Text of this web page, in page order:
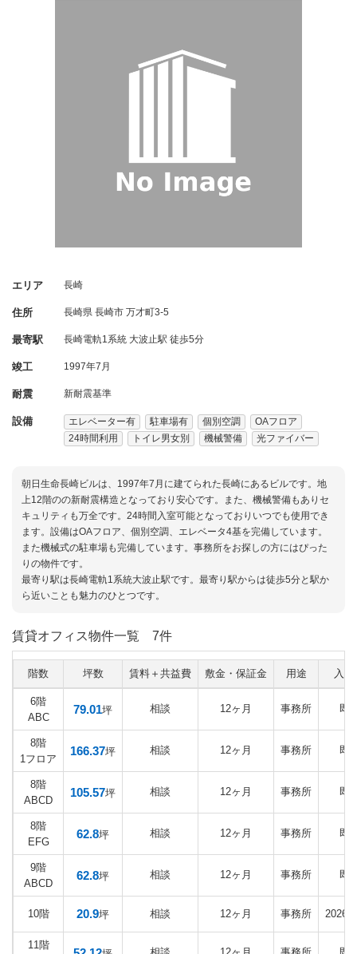
エリア 長崎
住所 長崎県 長崎市 万才町3-5
最寄駅 長崎電軌1系統 大波止駅 徒歩5分
竣工 1997年7月
耐震 新耐震基準
設備 エレベーター有 駐車場有 個別空調
OAフロア
24時間利用
トイレ男女別 機械警備 光ファイバー
朝日生命長崎ビルは、1997年7月に建てられた長崎にあるビルです。地
上12階のの新耐震構造となっており安心です。また、機械警備もありセ
キュリティも万全です。24時間入室可能となっておりいつでも使用でき
ます。設備はOAフロア、個別空調、エレベータ4基を完備しています。
また機械式の駐車場も完備しています。事務所をお探しの方にはぴった
りの物件です。
最寄り駅は長崎電軌1系統大波止駅です。最寄り駅からは徒歩5分と駅か
ら近いことも魅力のひとつです。
賃貸オフィス物件一覧 7件
階数 坪数 賃料＋共益費 敷金・保証金 用途 入
6階
ABC
79.01坪 相談 12ヶ月 事務所 即
8階
1フロア
166.37坪 相談 12ヶ月 事務所 即
8階
ABCD
105.57坪 相談 12ヶ月 事務所 即
8階
EFG
62.8坪 相談 12ヶ月 事務所 即
9階
ABCD
62.8坪 相談 12ヶ月 事務所 即
10階 20.9坪 相談 12ヶ月 事務所 2026
11階